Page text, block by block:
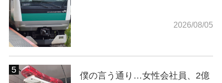
2026/08/05
僕の言う通り…女性会社員、2億